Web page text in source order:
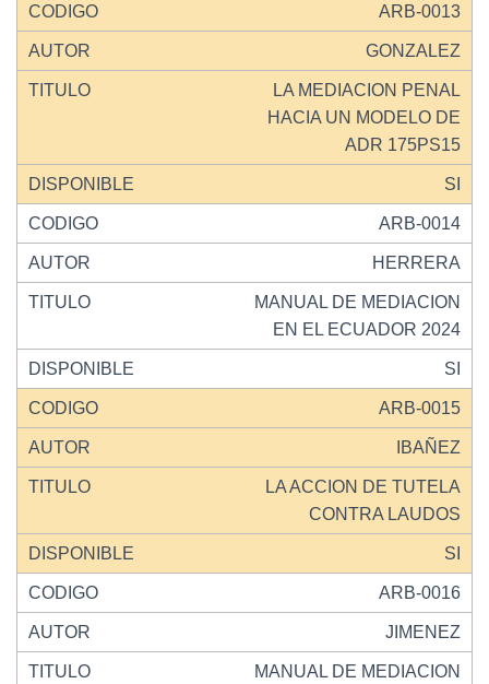
ARB-0013
GONZALEZ
LA MEDIACION PENAL
HACIA UN MODELO DE
ADR 175PS15
SI
ARB-0014
HERRERA
MANUAL DE MEDIACION
EN EL ECUADOR 2024
SI
ARB-0015
IBAÑEZ
LA ACCION DE TUTELA
CONTRA LAUDOS
SI
ARB-0016
JIMENEZ
MANUAL DE MEDIACION